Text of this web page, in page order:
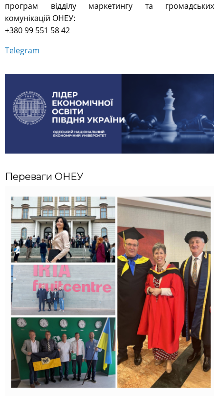
програм відділу маркетингу та громадських
комунікацій ОНЕУ:
+380 99 551 58 42
Telegram
Переваги ОНЕУ